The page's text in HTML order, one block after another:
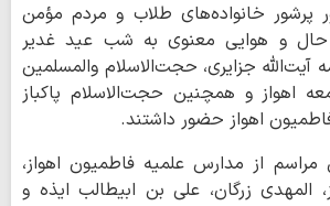
پرشور خانواده‌های طلاب و مردم مؤمن
حال و هوایی معنوی به شب عید غدیر
آیت‌الله جزایری، حجت‌الاسلام والمسلمین
اهواز و همچنین حجت‌الاسلام پاکباز
اهواز حضور داشتند.
از مدارس علمیه فاطمیون اهواز،
المهدی زرگان، علی بن ابیطالب ایذه و